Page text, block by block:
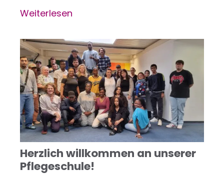
Weiterlesen
Beruflichen
Schulen
zeigt
Wirkung
Herzlich willkommen an unserer
Pflegeschule!